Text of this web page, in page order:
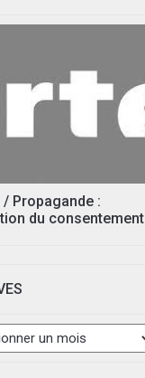
/ Propagande :
du consentement